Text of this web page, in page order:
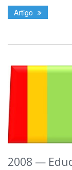
Artigo
2008 —